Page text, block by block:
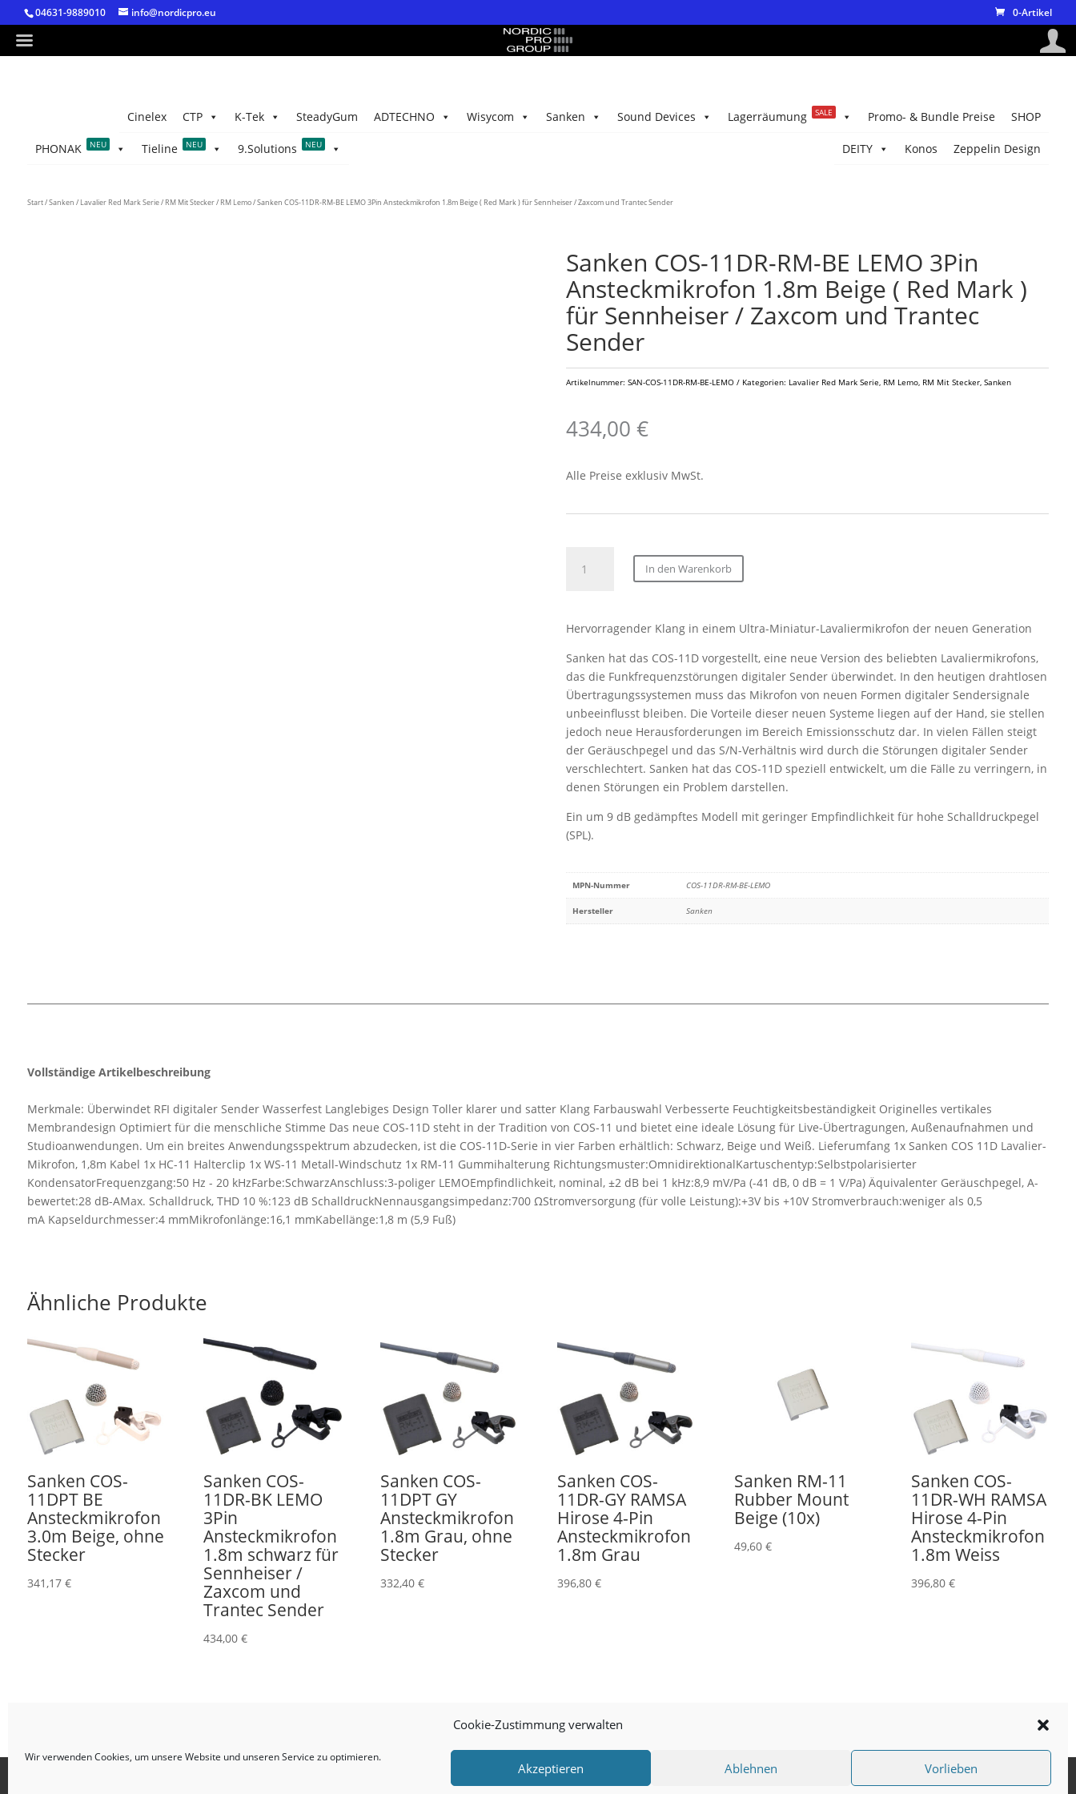
Cookie-Zustimmung verwalten
Wir verwenden Cookies, um unsere Website und unseren Service zu optimieren.
Akzeptieren Ablehnen Vorlieben
04631-9889010 info@nordicpro.eu 0-Artikel
SHOP
Promo- & Bundle Preise
Lagerräumung SALE
Sound Devices
Sanken
Wisycom
ADTECHNO
SteadyGum
K-Tek
CTP
Cinelex
Zeppelin Design
Konos
DEITY
PHONAK NEU Tieline NEU 9.Solutions NEU
Start/Sanken / Lavalier Red Mark Serie/ RM Mit Stecker/ RM Lemo/ Sanken COS-11DR-RM-BE LEMO 3Pin Ansteckmikrofon 1.8m Beige ( Red Mark ) für Sennheiser / Zaxcom und Trantec Sender
Sanken COS-11DR-RM-BE LEMO 3Pin
Ansteckmikrofon 1.8m Beige ( Red Mark )
für Sennheiser / Zaxcom und Trantec
Sender
Artikelnummer:SAN-COS-11DR-RM-BE-LEMO Kategorien: Lavalier Red Mark Serie, RM Lemo, RM Mit Stecker,Sanken
434,00€
Alle Preise exklusiv MwSt.
COS-
BE
3Pin
Ansteckmikrofon
1.8m
Beige
(
Red
Mark
)
für
Sennheiser
und
Trantec
Sender
In den Warenkorb
Hervorragender Klang in einem Ultra-Miniatur-Lavaliermikrofon der neuen Generation
Sanken hat das COS-11D vorgestellt, eine neue Version des beliebten Lavaliermikrofons,
das die Funkfrequenzstörungen digitaler Sender überwindet. In den heutigen drahtlosen
Übertragungssystemen muss das Mikrofon von neuen Formen digitaler Sendersignale
unbeeinflusst bleiben. Die Vorteile dieser neuen Systeme liegen auf der Hand, sie stellen
jedoch neue Herausforderungen im Bereich Emissionsschutz dar. In vielen Fällen steigt
der Geräuschpegel und das S/N-Verhältnis wird durch die Störungen digitaler Sender
verschlechtert. Sanken hat das COS-11D speziell entwickelt, um die Fälle zu verringern, in
denen Störungen ein Problem darstellen.
Ein um 9 dB gedämpftes Modell mit geringer Empfindlichkeit für hohe Schalldruckpegel
(SPL).
MPN-Nummer COS-11DR-RM-BE-LEMO
Hersteller Sanken
Vollständige Artikelbeschreibung
Merkmale: Überwindet RFI digitaler Sender Wasserfest Langlebiges Design Toller klarer und satter Klang Farbauswahl Verbesserte Feuchtigkeitsbeständigkeit Originelles vertikales
Membrandesign Optimiert für die menschliche Stimme Das neue COS-11D steht in der Tradition von COS-11 und bietet eine ideale Lösung für Live-Übertragungen, Außenaufnahmen und
Studioanwendungen. Um ein breites Anwendungsspektrum abzudecken, ist die COS-11D-Serie in vier Farben erhältlich: Schwarz, Beige und Weiß. Lieferumfang 1x Sanken COS 11D Lavalier-
Mikrofon, 1,8m Kabel 1x HC-11 Halterclip 1x WS-11 Metall-Windschutz 1x RM-11 Gummihalterung Richtungsmuster:OmnidirektionalKartuschentyp:Selbstpolarisierter
KondensatorFrequenzgang:50 Hz - 20 kHzFarbe:SchwarzAnschluss:3-poliger LEMOEmpfindlichkeit, nominal, ±2 dB bei 1 kHz:8,9 mV/Pa (-41 dB, 0 dB = 1 V/Pa) Äquivalenter Geräuschpegel, A-
bewertet:28 dB-AMax. Schalldruck, THD 10 %:123 dB SchalldruckNennausgangsimpedanz:700 ΩStromversorgung (für volle Leistung):+3V bis +10V Stromverbrauch:weniger als 0,5
mA Kapseldurchmesser:4 mmMikrofonlänge:16,1 mmKabellänge:1,8 m (5,9 Fuß)
Ähnliche Produkte
Sanken COS-
11DPT BE
Ansteckmikrofon
3.0m Beige, ohne
Stecker
341,17 €
Sanken COS-
11DR-BK LEMO
3Pin
Ansteckmikrofon
1.8m schwarz für
Sennheiser /
Zaxcom und
Trantec Sender
434,00€
Sanken COS-
11DPT GY
Ansteckmikrofon
1.8m Grau, ohne
Stecker
332,40€
Sanken COS-
11DR-GY RAMSA
Hirose 4-Pin
Ansteckmikrofon
1.8m Grau
396,80€
Sanken RM-11
Rubber Mount
Beige (10x)
49,60€
Sanken COS-
11DR-WH RAMSA
Hirose 4-Pin
Ansteckmikrofon
1.8m Weiss
396,80 €